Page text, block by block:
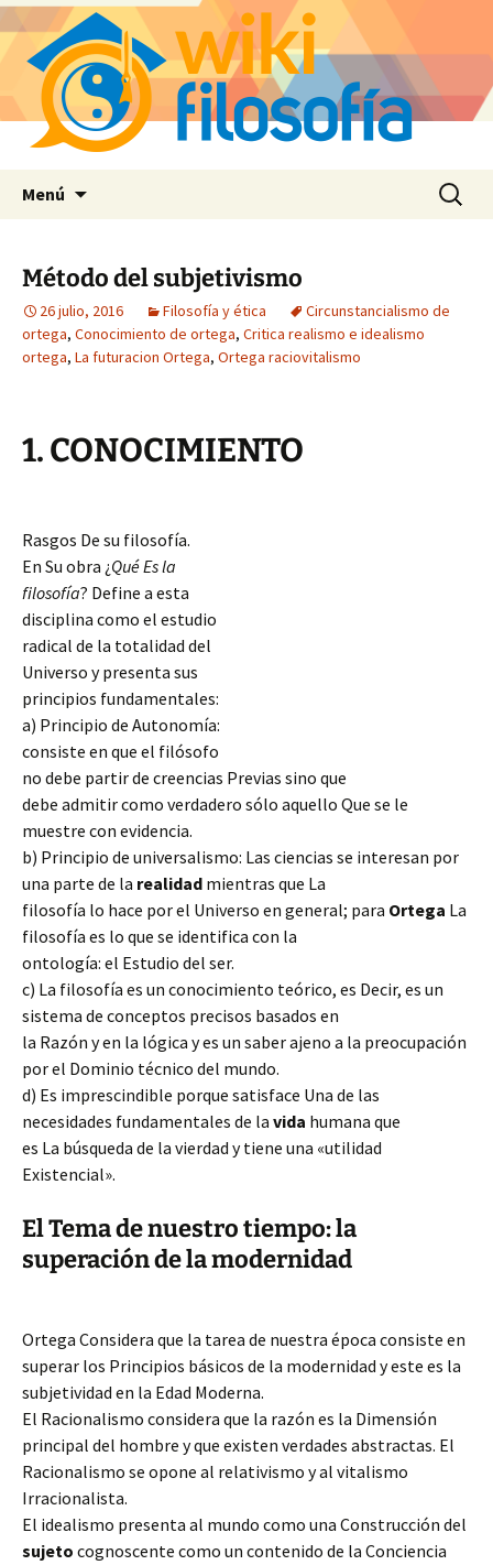
Menú Buscar:
Método del subjetivismo
26 julio, 2016 Filosofía y ética
Circunstancialismo de
ortega, Conocimiento de ortega, Critica realismo e idealismo
ortega, La futuracion Ortega, Ortega raciovitalismo
1. CONOCIMIENTO
Rasgos De su filosofía.
En Su obra ¿Qué Es la
filosofía? Define a esta
disciplina como el estudio
radical de la totalidad del
Universo y presenta sus
principios fundamentales:
a) Principio de Autonomía:
consiste en que el filósofo
no debe partir de creencias Previas sino que
debe admitir como verdadero sólo aquello Que se le
muestre con evidencia.
b) Principio de universalismo: Las ciencias se interesan por
una parte de la realidad mientras que La
filosofía lo hace porel Universo en general; para Ortega La
filosofía es lo que se identifica con la
ontología: el Estudio del ser.
c) La filosofía es un conocimiento teórico, es Decir, es un
sistema de conceptos precisos basados en
la Razón y en la lógica y es un saber ajeno a la preocupación
por el Dominio técnico del mundo.
d) Es imprescindible porque satisface Una de las
necesidades fundamentales de la vida humana que
es La búsqueda de la vierdad y tiene una «utilidad
Existencial».
El Tema de nuestro tiempo: la
superación de la modernidad
Ortega Considera que la tarea de nuestra época consiste en
superar los Principios básicos de la modernidad y este es la
subjetividad en la Edad Moderna.
El Racionalismo considera que la razón es la Dimensión
principal del hombre y que existen verdades abstractas. El
Racionalismo se opone al relativismo y al vitalismo
Irracionalista.
El idealismo presenta al mundo como una Construcción del
sujeto cognoscente como un contenido de la Conciencia